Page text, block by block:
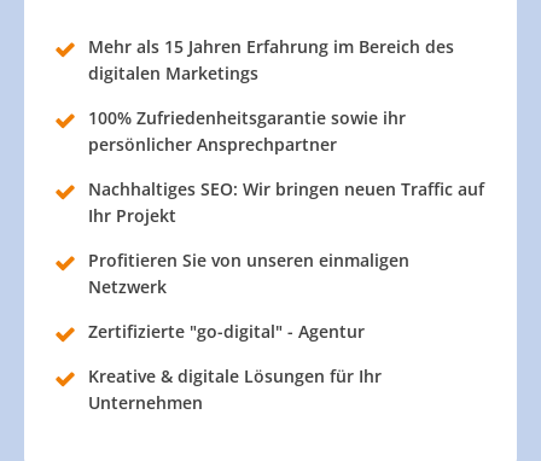
Mehr als 15 Jahren Erfahrung im Bereich des
digitalen Marketings
100% Zufriedenheitsgarantie sowie ihr
persönlicher Ansprechpartner
Nachhaltiges SEO: Wir bringen neuen Traffic auf
Ihr Projekt
Profitieren Sie von unseren einmaligen
Netzwerk
Zertifizierte "go-digital" - Agentur
Kreative & digitale Lösungen für Ihr
Unternehmen